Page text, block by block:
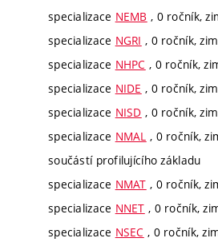
specializace NEMB , 0 ročník,
specializace NGRI , 0 ročník,
specializace NHPC , 0 ročník,
specializace NIDE , 0 ročník,
specializace NISD , 0 ročník,
specializace NMAL , 0 ročník,
součástí profilujícího základu
specializace NMAT , 0 ročník,
specializace NNET , 0 ročník,
specializace NSEC , 0 ročník,